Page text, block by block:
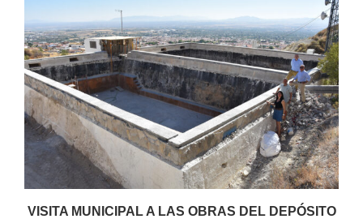
VISITA MUNICIPAL A LAS OBRAS DEL DEPÓSITO